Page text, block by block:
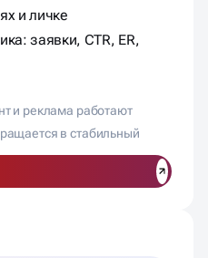
и личке
заявки, CTR, ER,
и реклама работают
в стабильный